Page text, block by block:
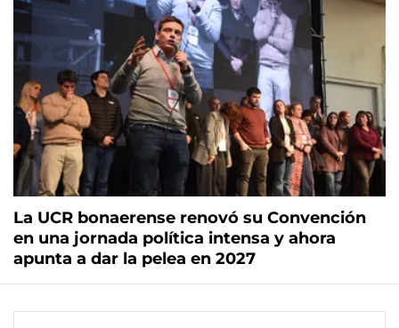
La UCR bonaerense renovó su Convención
en una jornada política intensa y ahora
apunta a dar la pelea en 2027